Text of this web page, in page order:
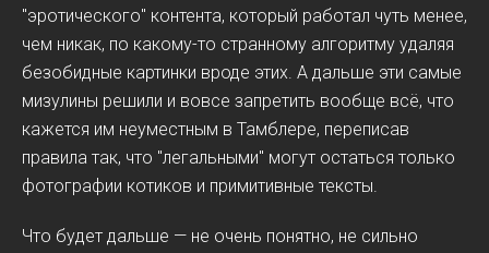
"эротического" контента, который работал чуть менее,
чем никак, по какому-то странному алгоритму удаляя
безобидные картинки вроде этих. А дальше эти самые
мизулины решили и вовсе запретить вообще всё, что
кажется им неуместным в Тамблере, переписав
правила так, что "легальными" могут остаться только
фотографии котиков и примитивные тексты.
Что будет дальше — не очень понятно, не сильно